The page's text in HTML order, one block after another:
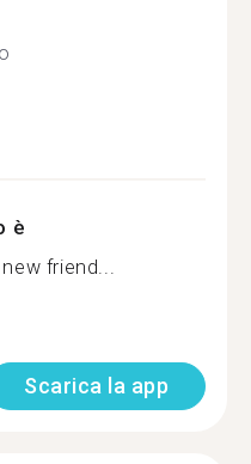
è
friend...
Scarica la app